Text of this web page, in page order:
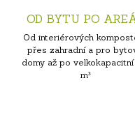
OD BYTU PO
Od interiérových
přes zahradní a pro
domy až po velkokapacitní
m³